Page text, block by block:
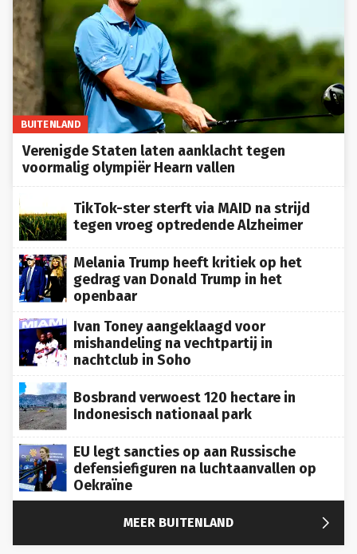
BUITENLAND
Verenigde Staten laten aanklacht tegen
voormalig olympiër Hearn vallen
TikTok-ster sterft via MAID na strijd
tegen vroeg optredende Alzheimer
Melania Trump heeft kritiek op het
gedrag van Donald Trump in het
openbaar
Ivan Toney aangeklaagd voor
mishandeling na vechtpartij in
nachtclub in Soho
Bosbrand verwoest 120 hectare in
Indonesisch nationaal park
EU legt sancties op aan Russische
defensiefiguren na luchtaanvallen op
Oekraïne
MEER BUITENLAND 